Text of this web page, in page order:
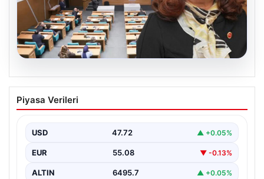
05.08.2026
Üsküdar Belediyesi’nde başkanvekili
Sibel Tan Çetinkaya oldu
Piyasa Verileri
USD 47.72 ▲ +0.05%
EUR 55.08 ▼ -0.13%
ALTIN 6495.7 ▲ +0.05%